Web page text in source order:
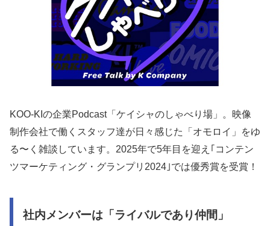
KOO-KIの企業Podcast「ケイシャのしゃべり場」。映像
制作会社で働くスタッフ達が日々感じた「オモロイ」をゆ
る〜く雑談しています。2025年で5年目を迎え｢コンテン
ツマーケティング・グランプリ2024｣では優秀賞を受賞！
社内メンバーは「ライバルであり仲間」